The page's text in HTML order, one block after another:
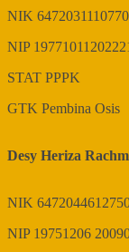
NIK
NIP
STAT PPPK
GTK Pembina Osis
Desy Heriza
NIK
NIP 19751206